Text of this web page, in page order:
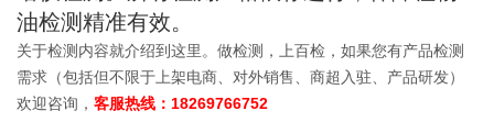
油检测精准有效。
关于检测内容就介绍到这里。做检测，上百检，如果您有产品检测
需求（包括但不限于上架电商、对外销售、商超入驻、产品研发）
欢迎咨询， 客服热线：18269766752